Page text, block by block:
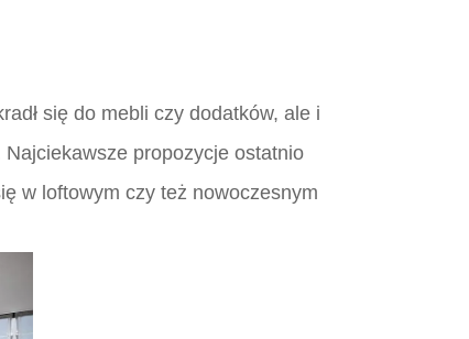
się do mebli czy dodatków, ale i
Najciekawsze propozycje ostatnio
w loftowym czy też nowoczesnym